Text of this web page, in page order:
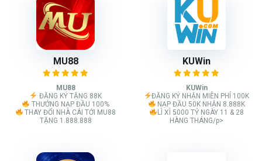
MU88
MU88
ĐĂNG KÝ TẶNG 88K
THƯỞNG NẠP ĐẦU 100%
THAY ĐỔI NHÀ CÁI TỚI MU88
TẶNG 1.888.888
KUWin
KUWin
ĐĂNG KÝ NHẬN MIỄN PHÍ 100K
NẠP ĐẦU 50K NHẬN 8.888K
LÌ XÌ 5000 TỶ NGÀY 11 & 28
HÀNG THÁNG/p>